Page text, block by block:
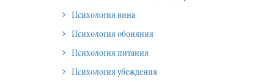
Психология вина
Психология обоняния
Психология питания
Психология убеждения